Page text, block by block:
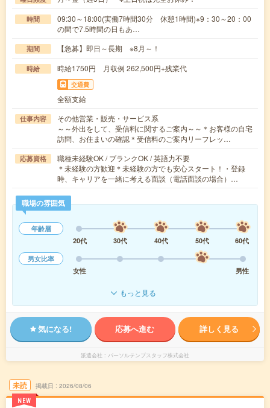
時間
09:30～18:00(実働7時間30分 休憩1時間)※9：30～20：00
の間で7.5時間の日もあ…
期間 【急募】即日～長期 ※8月～！
時給 時給1750円 月収例 262,500円+残業代
交通費
全額支給
仕事内容
その他営業・販売・サービス系
～～外出をして、受信料に関するご案内～～＊お客様の自宅
訪問、お住まいの確認＊受信料のご案内リーフレッ…
応募資格
職種未経験OK / ブランクOK / 英語力不要
＊未経験の方歓迎＊未経験の方でも安心スタート！・登録
時、キャリアを一緒に考える面談（電話面談の場合）…
職場の雰囲気
年齢層
20代
30代 40代 50代
60代
男女比率
女性
男性
もっと見る
気になる! 応募へ進む 詳しく見る
派遣会社 パーソルテンプスタッフ株式会社
未読
NEW
掲載日 2026/08/06